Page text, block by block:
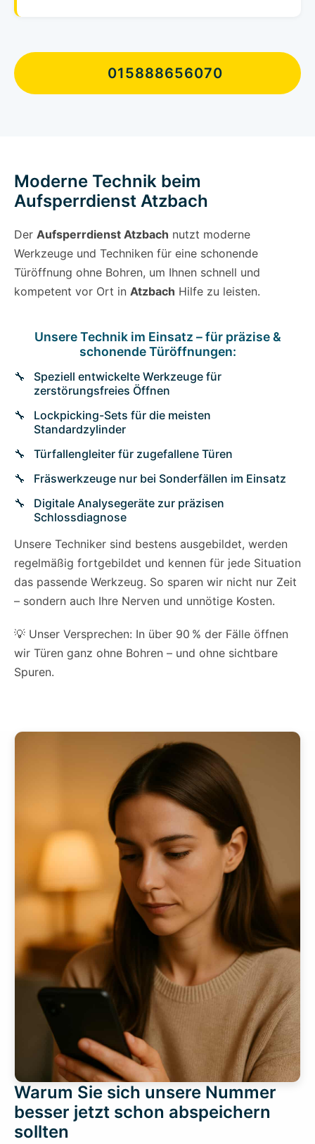
015888656070
Moderne Technik beim
Aufsperrdienst Atzbach
Der Aufsperrdienst Atzbach nutzt moderne
Werkzeuge und Techniken für eine schonende
Türöffnung ohne Bohren, um Ihnen schnell und
kompetent vor Ort in Atzbach Hilfe zu leisten.
Unsere Technik im Einsatz – für präzise &
schonende Türöffnungen:
Speziell entwickelte Werkzeuge für
zerstörungsfreies Öffnen
Lockpicking-Sets für die meisten
Standardzylinder
Türfallengleiter für zugefallene Türen
Fräswerkzeuge nur bei Sonderfällen im Einsatz
Digitale Analysegeräte zur präzisen
Schlossdiagnose
Unsere Techniker sind bestens ausgebildet, werden
regelmäßig fortgebildet und kennen für jede Situation
das passende Werkzeug. So sparen wir nicht nur Zeit
– sondern auch Ihre Nerven und unnötige Kosten.
💡 Unser Versprechen: In über 90 % der Fälle öffnen
wir Türen ganz ohne Bohren – und ohne sichtbare
Spuren.
Warum Sie sich unsere Nummer
besser jetzt schon abspeichern
sollten